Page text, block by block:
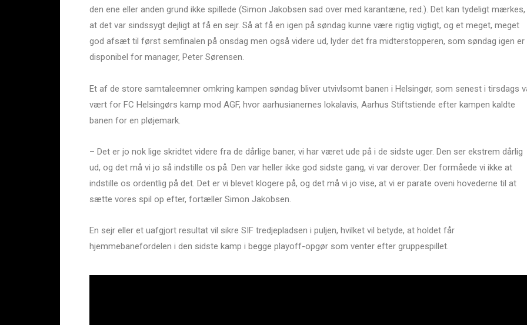
den ene eller anden grund ikke spillede (Simon Jakobsen sad over med karantæne, red.). Det kan tydeligt mærkes,
at det var sindssygt dejligt at få en sejr. Så at få en igen på søndag kunne være rigtig vigtigt, og et meget, meget
god afsæt til først semfinalen på onsdag men også videre ud, lyder det fra midterstopperen, som søndag igen er
disponibel for manager, Peter Sørensen.
Et af de store samtaleemner omkring kampen søndag bliver utvivlsomt banen i Helsingør, som senest i tirsdags
vært for FC Helsingørs kamp mod AGF, hvor aarhusianernes lokalavis, Aarhus Stiftstiende efter kampen kaldte
banen for en pløjemark.
– Det er jo nok lige skridtet videre fra de dårlige baner, vi har været ude på i de sidste uger. Den ser ekstrem dårlig
ud, og det må vi jo så indstille os på. Den var heller ikke god sidste gang, vi var derover. Der formåede vi ikke at
indstille os ordentlig på det. Det er vi blevet klogere på, og det må vi jo vise, at vi er parate oveni hovederne til at
sætte vores spil op efter, fortæller Simon Jakobsen.
En sejr eller et uafgjort resultat vil sikre SIF tredjepladsen i puljen, hvilket vil betyde, at holdet får
hjemmebanefordelen i den sidste kamp i begge playoff-opgør som venter efter gruppespillet.